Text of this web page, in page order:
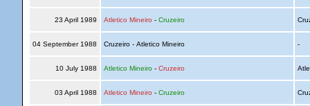
23 April 1989 Atletico Mineiro - Cruzeiro
04 September 1988 Cruzeiro - Atletico Mineiro -
10 July 1988 Atletico Mineiro- Cruzeiro
03 April 1988 Atletico Mineiro - Cruzeiro